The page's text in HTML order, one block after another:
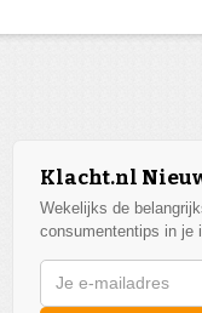
Klacht.nl
Wekelijks de
consumententips in je